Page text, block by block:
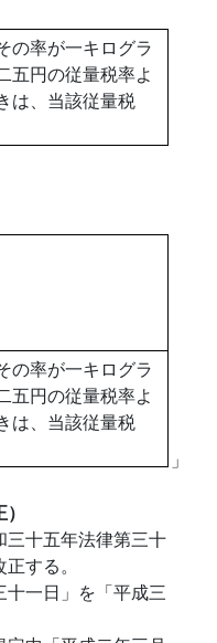
の率が一キログラ
五円の従量税率よ
は、当該従量税
の率が一キログラ
五円の従量税率よ
は、当該従量税
」
十五年法律第三十
する。
一日」を「平成三